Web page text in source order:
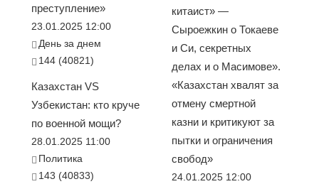
преступление»
23.01.2025 12:00
День за днем
144 (40821)
Казахстан VS
Узбекистан: кто круче
по военной мощи?
28.01.2025 11:00
Политика
143 (40833)
китаист» —
Сыроежкин о Токаеве
и Си, секретных
делах и о Масимове».
«Казахстан хвалят за
отмену смертной
казни и критикуют за
пытки и ограничения
свобод»
24.01.2025 12:00